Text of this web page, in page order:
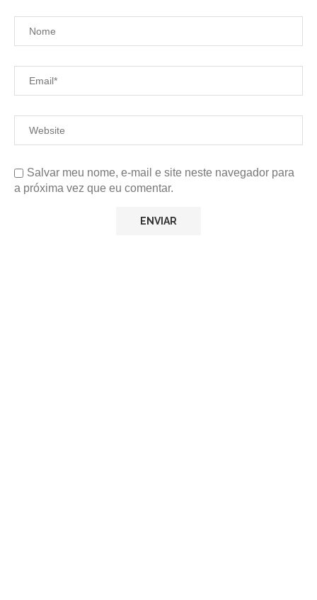
Salvar meu nome, e-mail e site neste navegador para
a próxima vez que eu comentar.